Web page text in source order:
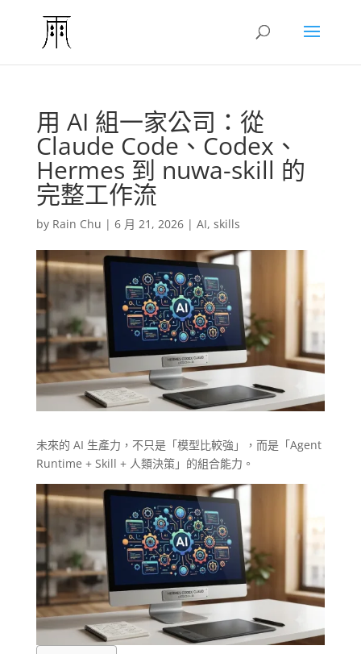
用 AI 組一家公司：從
Claude Code、Codex、
Hermes 到 nuwa-skill 的
完整工作流
by Rain Chu | 6 月 21, 2026| AI, skills
未來的 AI 生產力，不只是「模型比較強」，而是「Agent
Runtime + Skill + 人類決策」的組合能力。